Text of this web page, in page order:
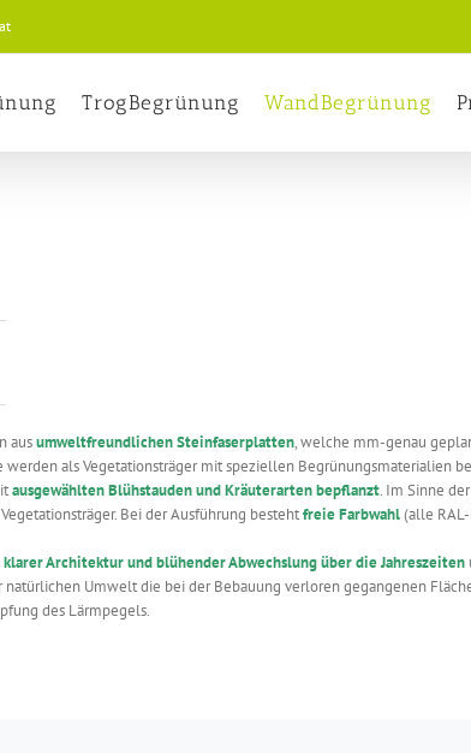
TrogBegrünung WandBegrünung
ausumweltfreundlichen Steinfaserplatten, welche mm-genau
als Vegetationsträger mit speziellen Begrünungsmaterialien
ausgewählten Blühstauden und Kräuterarten bepflanzt. Im Sinne der
Bei der Ausführung bestehtfreie Farbwahl(alle
Architektur und blühender Abwechslung über die Jahreszeiten
Umwelt die bei der Bebauung verloren gegangenen
des Lärmpegels.